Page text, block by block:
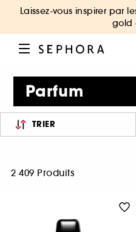
Laissez-vous inspirer par
gold
Parfum
TRIER
2 409 Produits